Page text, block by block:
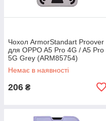
Чохол ArmorStandart Proover
для OPPO A5 Pro 4G / A5 Pro
5G Grey (ARM85754)
Немає в наявності
206 ₴